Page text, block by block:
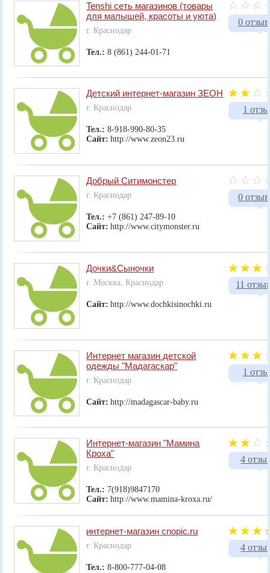
0
Tenshi сеть магазинов (товары
для малышей, красоты и уюта)
г. Краснодар
Тел.:8 (861) 244-01-71
1
Детский интернет-магазин ЗЕОН
г. Краснодар
Тел.:8-918-990-80-35
Сайт: http://www.zeon23.ru
0
Добрый Ситимонстер
г. Краснодар
Тел.:+7 (861) 247-89-10
Сайт: http://www.citymonster.ru
11
Дочки&Сыночки
г. Москва, Краснодар
Сайт: http://www.dochkisinochki.ru
1
Интернет магазин детской
одежды "Мадагаскар"
г. Краснодар
Сайт: http://madagascar-baby.ru
4
Интернет-магазин "Мамина
Кроха"
г. Краснодар
Тел.: 7(918)9847170
Сайт: http://www.mamina-kroxa.ru/
4
интернет-магазин cnopic.ru
г. Краснодар
Тел.:8-800-777-04-08